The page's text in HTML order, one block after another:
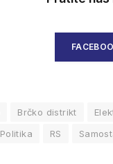
Brčko distrikt
Politika RS